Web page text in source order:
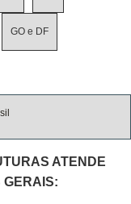
GO e DF
ATENDE
GERAIS: